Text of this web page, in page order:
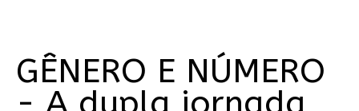
GÊNERO E NÚMERO